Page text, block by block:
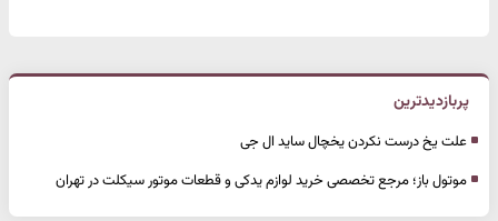
پربازدیدترین
علت یخ درست نکردن یخچال ساید ال جی
موتول باز؛ مرجع تخصصی خرید لوازم یدکی و قطعات موتور سیکلت در تهران